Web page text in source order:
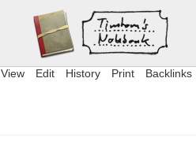
View Edit History Print Backlinks